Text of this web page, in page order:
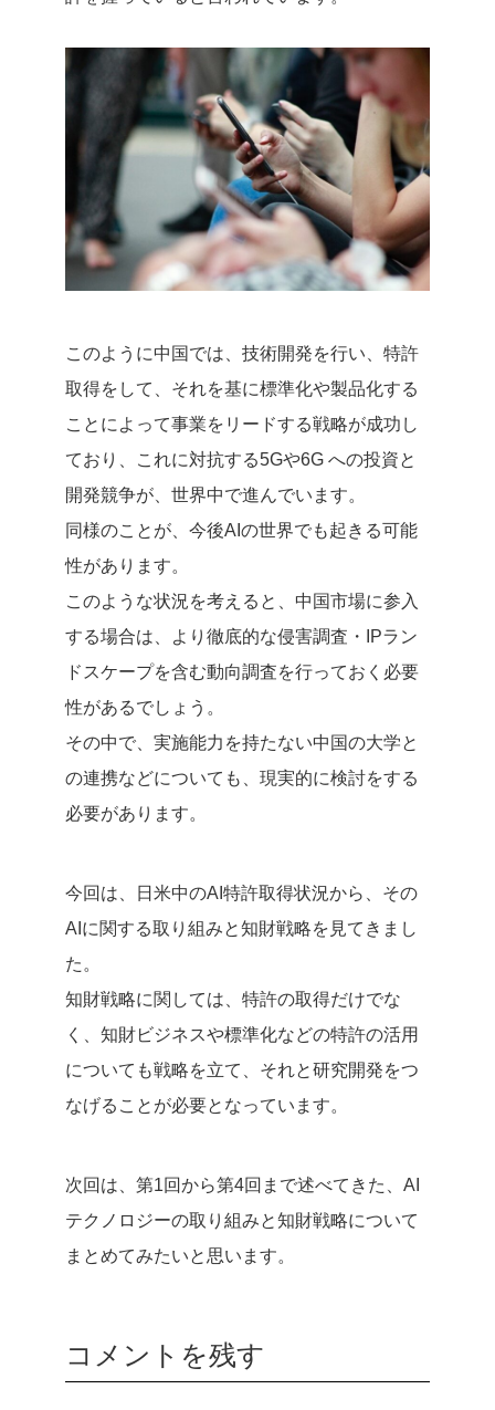
このように中国では、技術開発を行い、特許
取得をして、それを基に標準化や製品化する
ことによって事業をリードする戦略が成功し
ており、これに対抗する5Gや6G への投資と
開発競争が、世界中で進んでいます。
同様のことが、今後AIの世界でも起きる可能
性があります。
このような状況を考えると、中国市場に参入
する場合は、より徹底的な侵害調査・IPラン
ドスケープを含む動向調査を行っておく必要
性があるでしょう。
その中で、実施能力を持たない中国の大学と
の連携などについても、現実的に検討をする
必要があります。
今回は、日米中のAI特許取得状況から、その
AIに関する取り組みと知財戦略を見てきまし
た。
知財戦略に関しては、特許の取得だけでな
く、知財ビジネスや標準化などの特許の活用
についても戦略を立て、それと研究開発をつ
なげることが必要となっています。
次回は、第1回から第4回まで述べてきた、AI
テクノロジーの取り組みと知財戦略について
まとめてみたいと思います。
コメントを残す